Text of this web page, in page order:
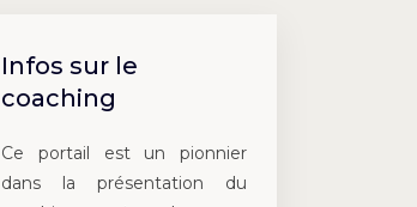
Infos sur le
coaching
Ce portail est un pionnier
dans la présentation du